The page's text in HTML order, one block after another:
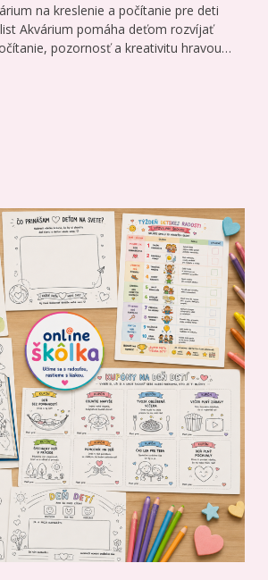
na kreslenie a počítanie pre deti
Akvárium pomáha deťom rozvíjať
pozornosť a kreativitu hravou…